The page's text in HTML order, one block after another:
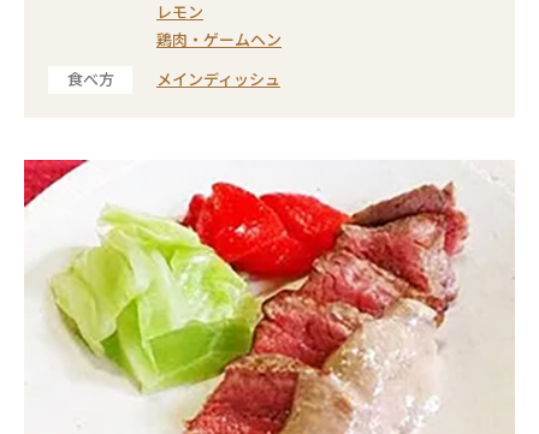
レモン
鶏肉・ゲームヘン
食べ方 メインディッシュ